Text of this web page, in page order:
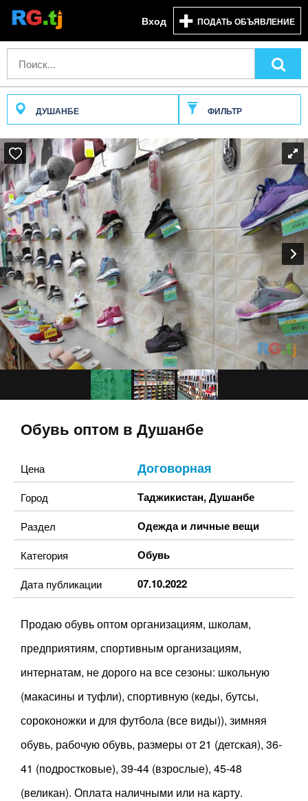
Вход ПОДАТЬ ОБЪЯВЛЕНИЕ
ДУШАНБЕ ФИЛЬТР
Обувь оптом в Душанбе
Цена Договорная
Город Таджикистан,Душанбе
Раздел Одежда и личные вещи
Категория Обувь
Дата публикации 07.10.2022
Продаю обувь оптом организациям, школам,
предприятиям, спортивным организациям,
интернатам, не дорого на все сезоны: школьную
(макасины и туфли), спортивную (кеды, бутсы,
сороконожки и для футбола (все виды)), зимняя
обувь, рабочую обувь, размеры от 21 (детская), 36-
41 (подростковые), 39-44 (взрослые), 45-48
(великан). Оплата наличными или на карту.